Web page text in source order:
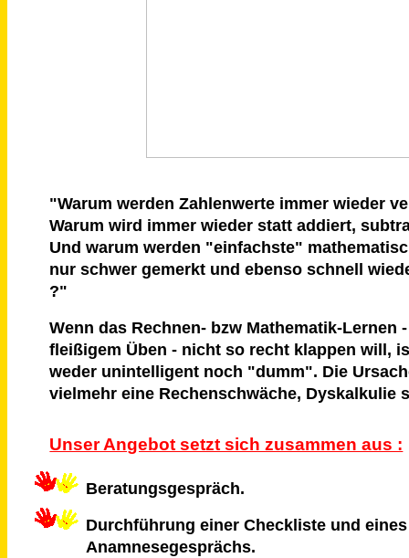
"Warum werden Zahlenwerte immer wieder
Warum wird immer wieder statt addiert,
Und warum werden "einfachste"
nur schwer gemerkt und ebenso schnell
?"
Wenn das Rechnen- bzw Mathematik-Lernen
fleißigem Üben - nicht so recht klappen will,
weder unintelligent noch "dumm". Die
vielmehr eine Rechenschwäche, Dyskalkulie
Unser Angebot setzt sich zusammen aus :
Beratungsgespräch.
Durchführung einer Checkliste und eines
Anamnesegesprächs.